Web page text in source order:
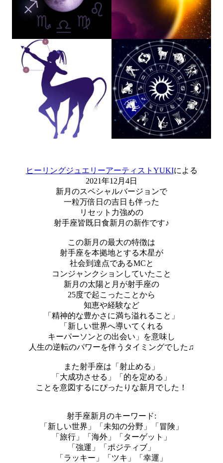
ヒーリングジュエリーアーティストYUKIによる
2021年12月4日
新月のスペシャルバージョンで
一粒万倍日の吉日も伴った
リセット力強めの
射手座皆既日食新月の新作です♪
この新月の最大の特徴は
射手座を本拠地とする木星が
社会到達点であるMCと
コンジャンクションしていたこと
新月の太陽と月が射手座の
25度で起こったことから
知恵や経験など
「精神的な豊かさに満ち溢れること」
「新しい世界へ導いてくれる
キーパーソンとの出会い」を意味し
人生の逆転のパワーを伴うタイミングでした♫
また射手座は「射止める」
「大成功させる」「的を定める」
ことを意図するにぴったりな新月でした！
射手座新月のキーワード:
「新しい世界」「未知の分野」「冒険」
「旅行」「海外」「ターゲット」
「強運」「ポジティブ」
「ラッキー」「ツキ」「幸運」